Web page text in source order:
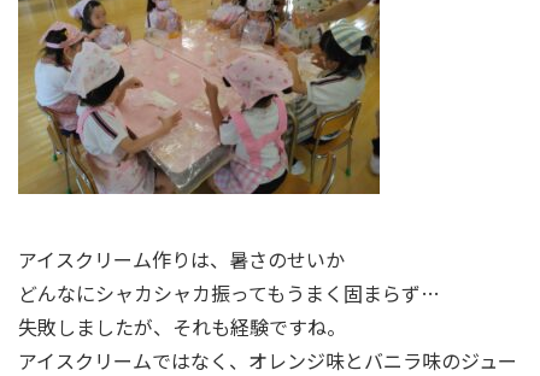
アイスクリーム作りは、暑さのせいか
どんなにシャカシャカ振ってもうまく固まらず…
失敗しましたが、それも経験ですね。
アイスクリームではなく、オレンジ味とバニラ味のジュー